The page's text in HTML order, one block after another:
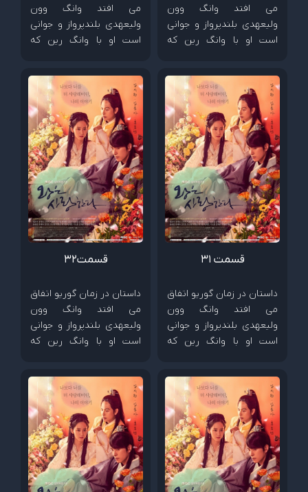
می افتد وانگ وون
ولیعهدی بلندپرواز و جوانی
است او با وانگ رین که
دختری به نام ایون سان
آشنا میشوند که دختر مردی
ثروتمند است . ایون سان و
وانگ وون و وانگ رین برای
یکدیگر دوستان خوبی می
شوند اما همه چیز بعد اینکه
وانگ وون و وانگ رین
عاشق ایون سان میشوند
تغییر میکند و...
می افتد وانگ وون
ولیعهدی بلندپرواز و جوانی
است او با وانگ رین که
دختری به نام ایون سان
آشنا میشوند که دختر مردی
ثروتمند است . ایون سان و
وانگ وون و وانگ رین برای
یکدیگر دوستان خوبی می
شوند اما همه چیز بعد اینکه
وانگ وون و وانگ رین
عاشق ایون سان میشوند
تغییر میکند و...
قسمت 31
داستان در زمان گوریو اتفاق
می افتد وانگ وون
ولیعهدی بلندپرواز و جوانی
است او با وانگ رین که
دختری به نام ایون سان
آشنا میشوند که دختر مردی
ثروتمند است . ایون سان و
وانگ وون و وانگ رین برای
یکدیگر دوستان خوبی می
شوند اما همه چیز بعد اینکه
وانگ وون و وانگ رین
قسمت32
داستان در زمان گوریو اتفاق
می افتد وانگ وون
ولیعهدی بلندپرواز و جوانی
است او با وانگ رین که
دختری به نام ایون سان
آشنا میشوند که دختر مردی
ثروتمند است . ایون سان و
وانگ وون و وانگ رین برای
یکدیگر دوستان خوبی می
شوند اما همه چیز بعد اینکه
وانگ وون و وانگ رین